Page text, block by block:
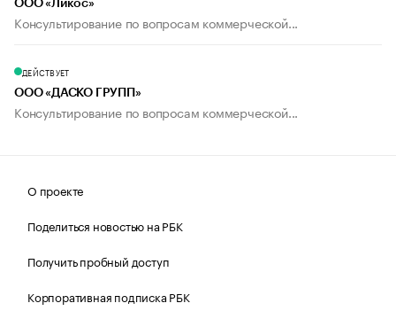
ООО «Ликос»
Консультирование по вопросам коммерческой...
ДЕЙСТВУЕТ
ООО «ДАСКО ГРУПП»
Консультирование по вопросам коммерческой...
О проекте
Поделиться новостью на РБК
Получить пробный доступ
Корпоративная подписка РБК